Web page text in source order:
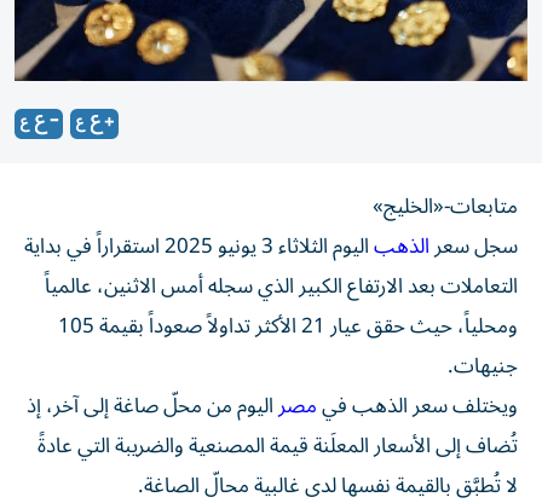
متابعات-«الخليج»
سجل سعرالذهب
اليوم الثلاثاء 3 يونيو 2025 استقراراً في بداية
التعاملات بعد الارتفاع الكبير الذي سجله أمس الاثنين، عالمياً
ومحلياً، حيث حقق عيار 21 الأكثر تداولاً صعوداً بقيمة 105
جنيهات.
ويختلف سعر الذهب فيمصراليوم من محلّ صاغة إلى آخر، إذ
تُضاف إلى الأسعار المعلَنة قيمة المصنعية والضريبة التي عادةً
لا تُطبَّق بالقيمة نفسها لدى غالبية محالّ الصاغة.